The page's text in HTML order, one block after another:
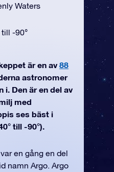
Waters
till -90°
är en av 88
astronomer
i. Den är en del av
med
ses bäst i
till -90°).
en gång en del
namn Argo. Argo